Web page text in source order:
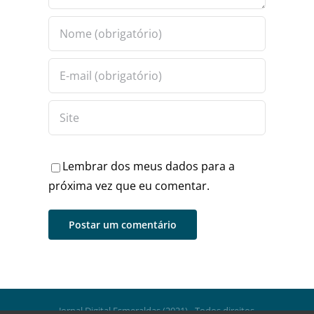
Lembrar dos meus dados para a
próxima vez que eu comentar.
Jornal Digital Esmeraldas (2021) - Todos direitos